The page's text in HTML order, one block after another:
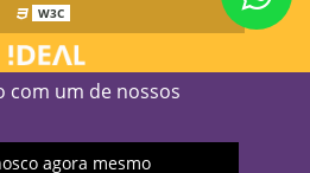
com um de nossos
agora mesmo
W3C